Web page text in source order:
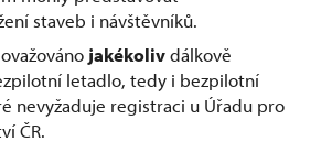
staveb i návštěvníků.
jakékolivdálkově
letadlo, tedy i bezpilotní
nevyžaduje registraci u Úřadu pro
ČR.